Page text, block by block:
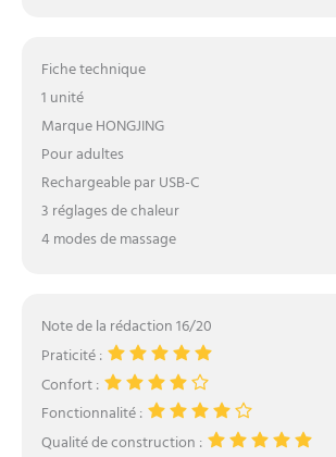
Fiche technique
1 unité
Marque HONGJING
Pour adultes
Rechargeable par USB-C
3 réglages de chaleur
4 modes de massage
Note de la rédaction 16/20
Praticité :
Confort :
Fonctionnalité :
Qualité de construction :